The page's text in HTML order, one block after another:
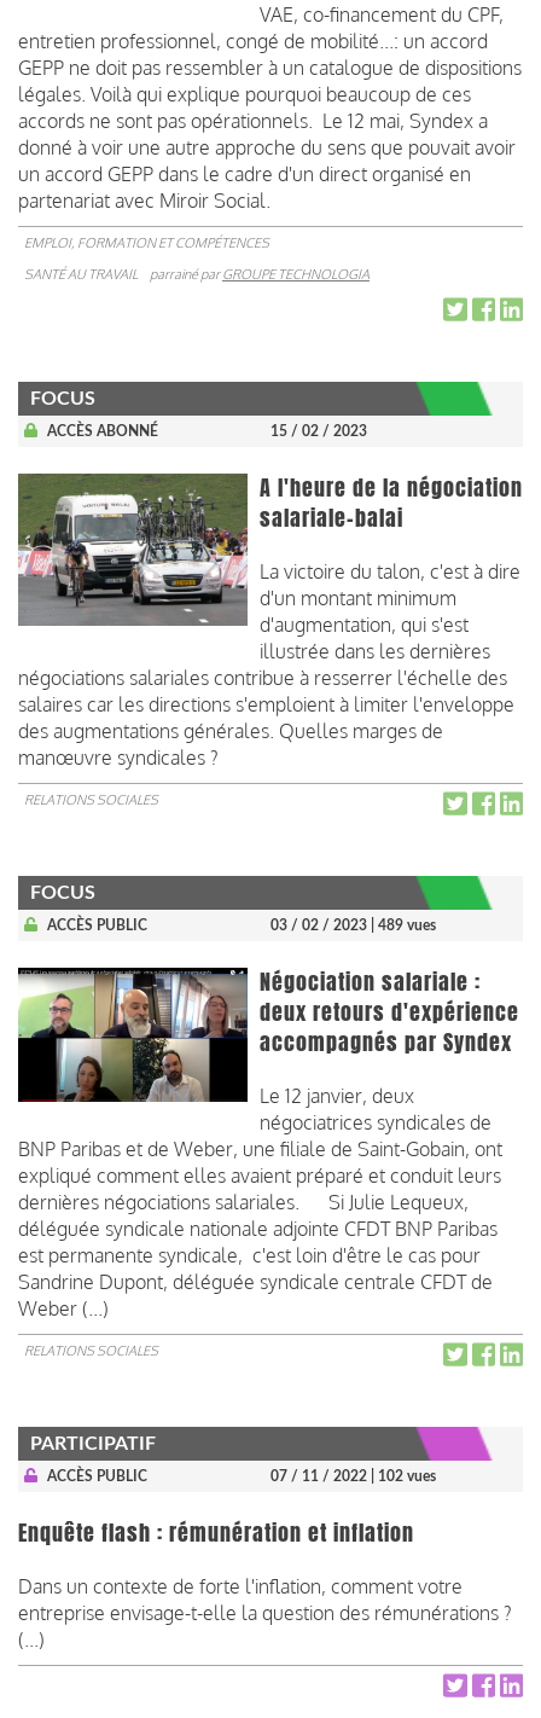
VAE, co-financement du CPF,
entretien professionnel, congé de mobilité...: un accord
GEPP ne doit pas ressembler à un catalogue de dispositions
légales. Voilà qui explique pourquoi beaucoup de ces
accords ne sont pas opérationnels. Le 12 mai, Syndex a
donné à voir une autre approche du sens que pouvait avoir
un accord GEPP dans le cadre d'un direct organisé en
partenariat avec Miroir Social.
EMPLOI, FORMATION ET COMPÉTENCES
SANTÉ AU TRAVAIL
parrainé parGROUPE TECHNOLOGIA
FOCUS
ACCÈS ABONNÉ 15 / 02 / 2023
A l'heure de la négociation
salariale-balai
La victoire du talon, c'est à dire
d'un montant minimum
d'augmentation, qui s'est
illustrée dans les dernières
négociations salariales contribue à resserrer l'échelle des
salaires car les directions s'emploient à limiter l'enveloppe
des augmentations générales. Quelles marges de
manœuvre syndicales ?
RELATIONS SOCIALES
FOCUS
ACCÈS PUBLIC 03 / 02 / 2023 | 489 vues
Négociation salariale :
deux retours d'expérience
accompagnés par Syndex
Le 12 janvier, deux
négociatrices syndicales de
BNP Paribas et de Weber, une filiale de Saint-Gobain, ont
expliqué comment elles avaient préparé et conduit leurs
dernières négociations salariales. Si Julie Lequeux,
déléguée syndicale nationale adjointe CFDT BNP Paribas
est permanente syndicale, c'est loin d'être le cas pour
Sandrine Dupont, déléguée syndicale centrale CFDT de
Weber (...)
RELATIONS SOCIALES
PARTICIPATIF
ACCÈS PUBLIC 07 / 11 / 2022 | 102 vues
Enquête flash : rémunération et inflation
Dans un contexte de forte l'inflation, comment votre
entreprise envisage-t-elle la question des rémunérations ?
(...)